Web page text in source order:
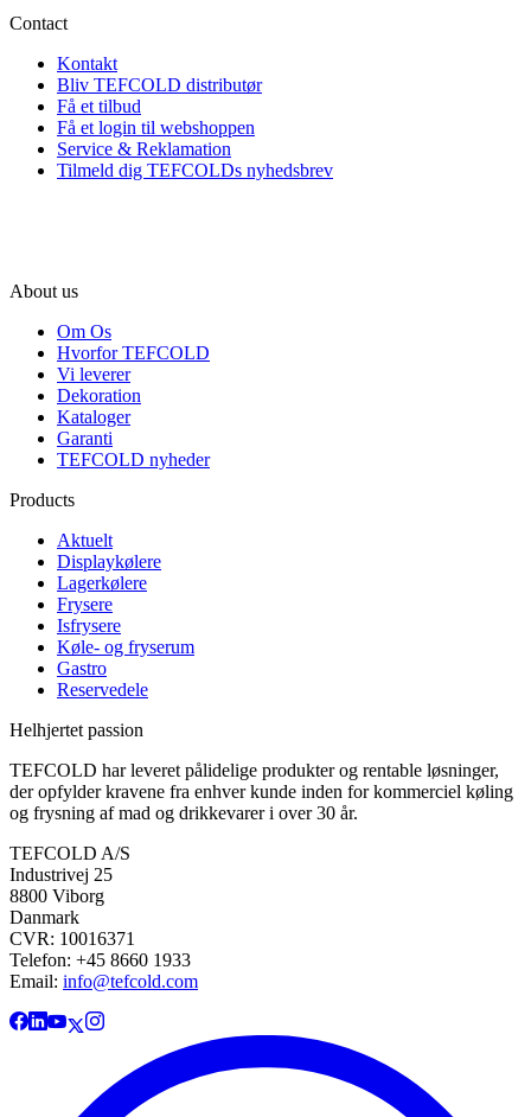
Contact
Kontakt
Bliv TEFCOLD distributør
Få et tilbud
Få et login til webshoppen
Service & Reklamation
Tilmeld dig TEFCOLDs nyhedsbrev
About us
Om Os
Hvorfor TEFCOLD
Vi leverer
Dekoration
Kataloger
Garanti
TEFCOLD nyheder
Products
Aktuelt
Displaykølere
Lagerkølere
Frysere
Isfrysere
Køle- og fryserum
Gastro
Reservedele
Helhjertet passion
TEFCOLD har leveret pålidelige produkter og rentable løsninger,
der opfylder kravene fra enhver kunde inden for kommerciel køling
og frysning af mad og drikkevarer i over 30 år.
TEFCOLD A/S
Industrivej 25
8800 Viborg
Danmark
CVR: 10016371
Telefon: +45 8660 1933
Email: info@tefcold.com